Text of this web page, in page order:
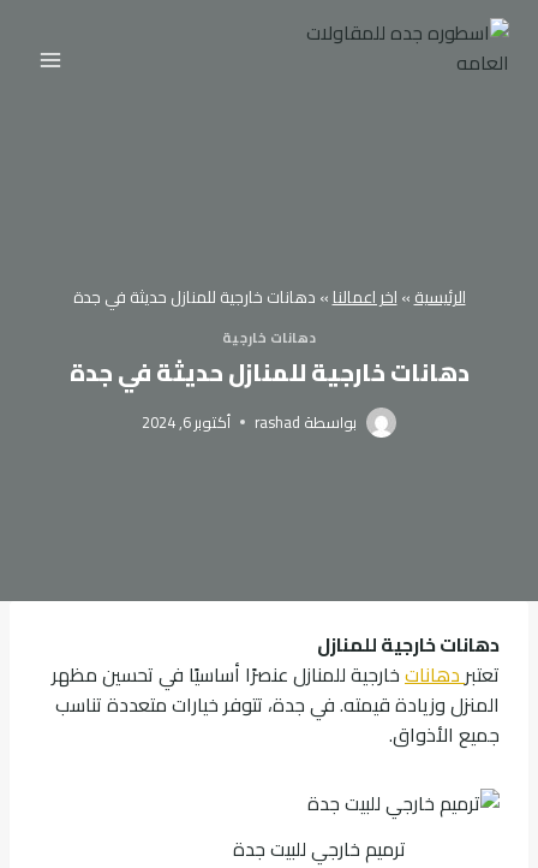
التجاوز
المحتوى
الرئيسية»اخر اعمالنا»دهانات خارجية للمنازل حديثة في جدة
دهانات خارجية
دهانات خارجية للمنازل حديثة في جدة
بواسطة rashad أكتوبر 6, 2024
دهانات خارجية للمنازل
تعتبردهاناتخارجية للمنازل عنصرًا أساسيًا في تحسين مظهر
المنزل وزيادة قيمته. في جدة، تتوفر خيارات متعددة تناسب
جميع الأذواق.
ترميم خارجي للبيت جدة